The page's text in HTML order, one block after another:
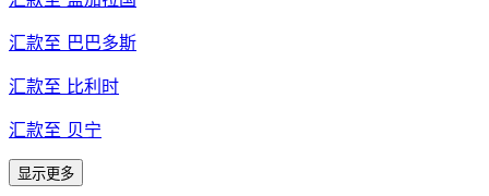
汇款至 巴巴多斯
汇款至 比利时
汇款至 贝宁
显示更多